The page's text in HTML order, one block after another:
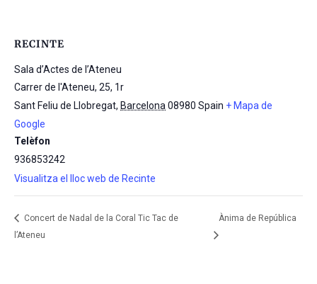
RECINTE
Sala d’Actes de l’Ateneu
Carrer de l'Ateneu, 25, 1r
Sant Feliu de Llobregat, Barcelona 08980 Spain + Mapa de
Google
Telèfon
936853242
Visualitza el lloc web de Recinte
Concert de Nadal de la Coral Tic Tac de
l’Ateneu
Ànima de República